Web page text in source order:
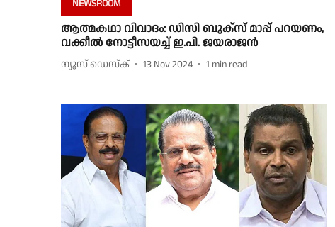
NEWSROOM
ആത്മകഥാ വിവാദം: ഡിസി ബുക്‌സ്‌ മാപ്പ് പറയണം,
വക്കീൽ നോട്ടീസയച്ച് ഇ.പി. ജയരാജൻ
ന്യൂസ് ഡെസ്ക് 13 Nov 2024 1 min read